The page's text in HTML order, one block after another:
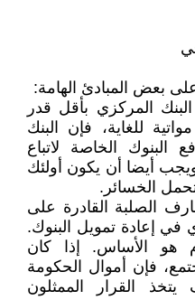
على بعض المبادئ الهامة:
المركزي بأقل قدر
للغاية، فإن البنك
البنوك الخاصة لاتباع
أيضا أن يكون أولئك
الخسائر.
الصلبة القادرة على
في إعادة تمويل البنوك.
هو الأساس. إذا كان
فإن أموال الحكومة
القرار الممثلون